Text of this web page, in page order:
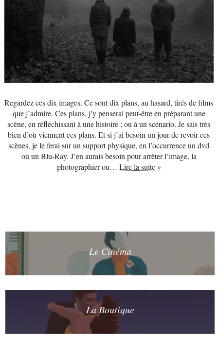
Regardez ces dix images. Ce sont dix plans, au hasard, tirés de films
que j’admire. Ces plans, j’y penserai peut-être en préparant une
scène, en réfléchissant à une histoire ; ou à un scénario. Je sais très
bien d’où viennent ces plans. Et si j’ai besoin un jour de revoir ces
scènes, je le ferai sur un support physique, en l’occurrence un dvd
ou un Blu-Ray. J’en aurais besoin pour arrêter l’image, la
photographier ou… Lire la suite »
Le Cinéma
La Boutique